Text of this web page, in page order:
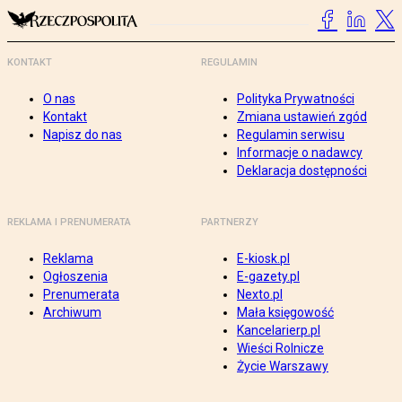
KONTAKT
O nas
Kontakt
Napisz do nas
REGULAMIN
Polityka Prywatności
Zmiana ustawień zgód
Regulamin serwisu
Informacje o nadawcy
Deklaracja dostępności
REKLAMA I PRENUMERATA
Reklama
Ogłoszenia
Prenumerata
Archiwum
PARTNERZY
E-kiosk.pl
E-gazety.pl
Nexto.pl
Mała księgowość
Kancelarierp.pl
Wieści Rolnicze
Życie Warszawy